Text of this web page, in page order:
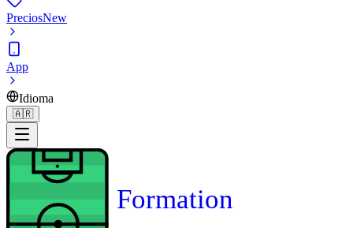
PreciosNew
App
Idioma
🇦🇷
Formation